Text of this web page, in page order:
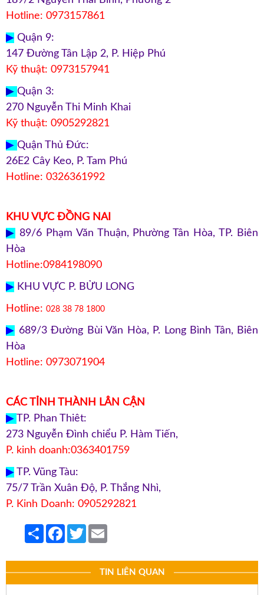
Hotline: 0973157861
▶ Quận 9:
147 Đường Tân Lập 2, P. Hiệp Phú
Kỹ thuật: 0973157941
▶ Quận 3:
270 Nguyễn Thi Minh Khai
Kỹ thuật: 0905292821
▶ Quận Thủ Đức:
26E2 Cây Keo, P. Tam Phú
Hotline: 0326361992
KHU VỰC ĐỒNG NAI
▶ 89/6 Phạm Văn Thuận, Phường Tân Hòa, TP. Biên
Hòa
Hotline:0984198090
▶ KHU VỰC P. BỬU LONG
Hotline: 028 38 78 1800
▶ 689/3 Đường Bùi Văn Hòa, P. Long Bình Tân, Biên
Hòa
Hotline: 0973071904
CÁC TỈNH THÀNH LÂN CẬN
▶ TP. Phan Thiêt:
273 Nguyễn Đình chiểu P. Hàm Tiến,
P. kinh doanh:0363401759
▶ TP. Vũng Tàu:
75/7 Trần Xuân Độ, P. Thắng Nhì,
P. Kinh Doanh: 0905292821
Share Facebook
Twitter
TIN LIÊN QUAN